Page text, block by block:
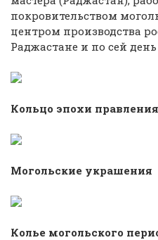
покровительством
центром производства
Раджастане и по сей
Кольцо эпохи
Могольские украшения
Колье могольского